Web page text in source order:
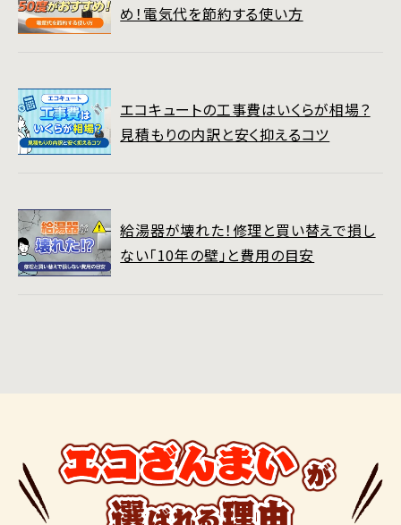
め！電気代を節約する使い方
エコキュートの工事費はいくらが相場？
見積もりの内訳と安く抑えるコツ
給湯器が壊れた！修理と買い替えで損し
ない「10年の壁」と費用の目安